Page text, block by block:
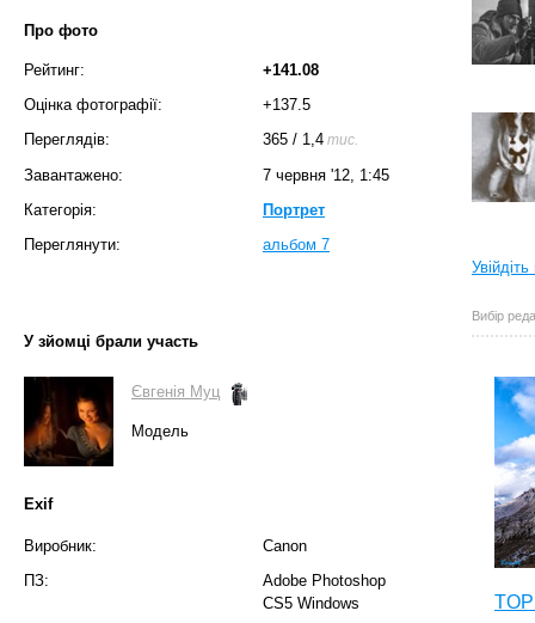
Про фото
Рейтинг:
+141.08
Оцінка фотографії:
+137.5
Переглядів:
365 / 1,4 тис.
Завантажено:
7 червня '12, 1:45
Категорія:
Портрет
Переглянути:
альбом 7
У зйомці брали участь
Євгенія Муц
Модель
Exif
Виробник:
Canon
ПЗ:
Adobe Photoshop
CS5 Windows
Вибір